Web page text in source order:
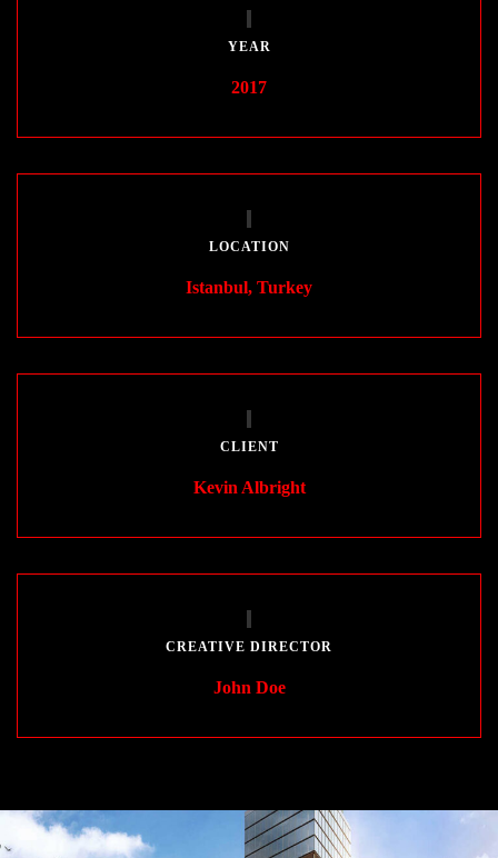
YEAR
2017
LOCATION
Istanbul, Turkey
CLIENT
Kevin Albright
CREATIVE DIRECTOR
John Doe